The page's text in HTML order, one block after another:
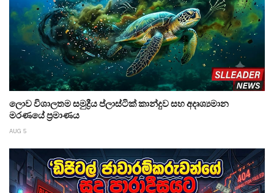
ලොව විශාලතම සමුද්‍රීය ප්ලාස්ටික් කාන්දුව සහ අදෘශ්‍යමාන
මරණයේ ප්‍රමාණය
AUG 5